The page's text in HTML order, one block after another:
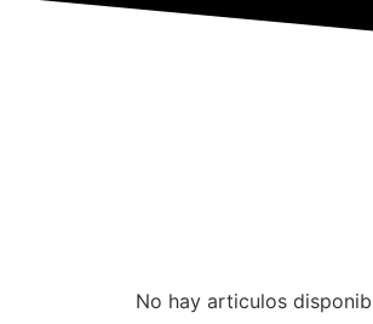
No hay articulos